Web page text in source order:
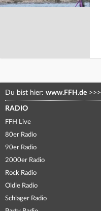
Du bist hier: www.FFH.de >>>
RADIO
FFH Live
80er Radio
90er Radio
2000er Radio
Rock Radio
Oldie Radio
Schlager Radio